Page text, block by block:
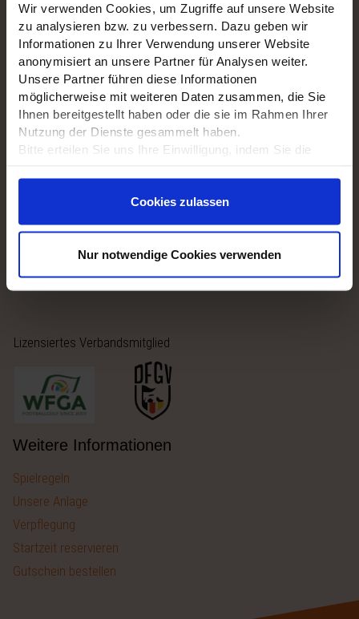
Wir verwenden Cookies, um Zugriffe auf unsere Website
zu analysieren bzw. zu verbessern. Dazu geben wir
Informationen zu Ihrer Verwendung unserer Website
anonymisiert an unsere Partner für Analysen weiter.
Unsere Partner führen diese Informationen
möglicherweise mit weiteren Daten zusammen, die Sie
Ihnen bereitgestellt haben oder die sie im Rahmen Ihrer
Nutzung der Dienste gesammelt haben.
Bitte erteilen Sie uns Ihre Einwilligung, indem Sie die
verwenden dürfen.
Weitere Informationen finden Sie in unserer
Datenschutzerklärung.
Cookies zulassen
Nur notwendige Cookies verwenden
Kontakt / Anfahrt
Soccerpark Detmold
Volkwinstraße 64
32756 Detmold
Tel.:+49 5231 - 30 51 333
E-Mail:
Route planen
ab März 2026 gilt:
mo-fr ab 14:00 Uhr
sa-so ab 10:00 Uhr
Lizensiertes Verbandsmitglied
Weitere Informationen
Spielregeln
Unsere Anlage
Verpflegung
Startzeit reservieren
Gutschein bestellen